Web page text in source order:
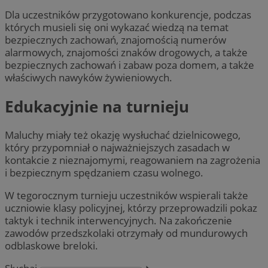
Dla uczestników przygotowano konkurencje, podczas
których musieli się oni wykazać wiedzą na temat
bezpiecznych zachowań, znajomością numerów
alarmowych, znajomości znaków drogowych, a także
bezpiecznych zachowań i zabaw poza domem, a także
właściwych nawyków żywieniowych.
Edukacyjnie na turnieju
Maluchy miały też okazję wysłuchać dzielnicowego,
który przypomniał o najważniejszych zasadach w
kontakcie z nieznajomymi, reagowaniem na zagrożenia
i bezpiecznym spędzaniem czasu wolnego.
W tegorocznym turnieju uczestników wspierali także
uczniowie klasy policyjnej, którzy przeprowadzili pokaz
taktyk i technik interwencyjnych. Na zakończenie
zawodów przedszkolaki otrzymały od mundurowych
odblaskowe breloki.